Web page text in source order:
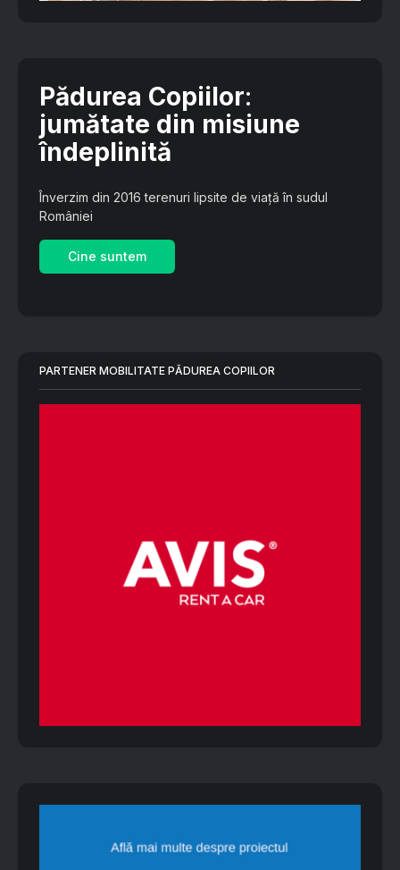
Pădurea Copiilor:
jumătate din misiune
îndeplinită
Înverzim din 2016 terenuri lipsite de viață în sudul
României
Cine suntem
PARTENER MOBILITATE PĂDUREA COPIILOR